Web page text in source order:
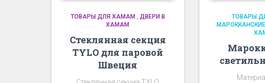
ТОВАРЫ ДЛЯ ХАМАМ , ДВЕРИ В
ХАМАМ
Стеклянная секция
TYLO для паровой
Швеция
ТОВАРЫ